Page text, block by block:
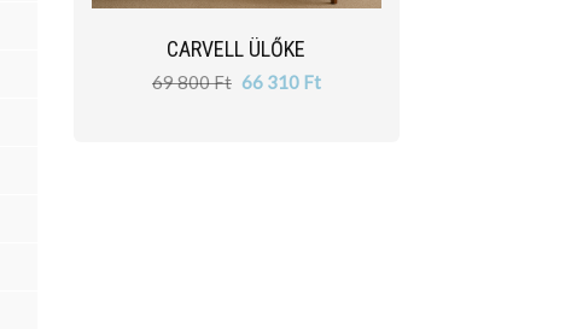
CARVELL ÜLŐKE
69 800 Ft 66 310 Ft